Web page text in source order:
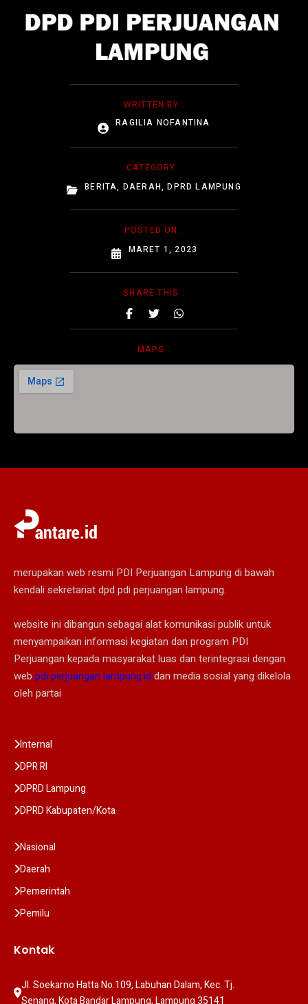
WRITTEN BY :
RAGILIA NOFANTINA
CATEGORY :
BERITA, DAERAH,DPRD LAMPUNG
POSTED ON :
MARET 1, 2023
SHARE THIS :
MAPS :
merupakan web resmi PDI Perjuangan Lampung di bawah
kendali sekretariat dpd pdi perjuangan lampung.
website ini dibangun sebagai alat komunikasi publik untuk
menyampaikan informasi kegiatan dan program PDI
Perjuangan kepada masyarakat luas dan terintegrasi dengan
web pdi perjuangan lampung.id dan media sosial yang dikelola
oleh partai
Internal
DPR RI
DPRD Lampung
DPRD Kabupaten/Kota
Nasional
Daerah
Pemerintah
Pemilu
Kontak
Jl. Soekarno Hatta No.109, Labuhan Dalam, Kec. Tj.
Senang, Kota Bandar Lampung, Lampung 35141